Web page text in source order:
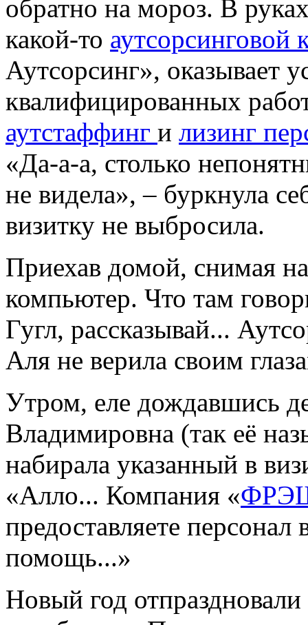
обратно на мороз. В
какой-то аутсорсинговой
Аутсорсинг», оказывает
квалифицированных
аутстаффинг и лизинг
«Да-а-а, столько
не видела», – буркнула
визитку не выбросила.
Приехав домой, снимая
компьютер. Что там
Гугл, рассказывай...
Аля не верила своим
Утром, еле дождавшись
Владимировна (так её
набирала указанный в
«Алло... Компания «
предоставляете
помощь...»
Новый год